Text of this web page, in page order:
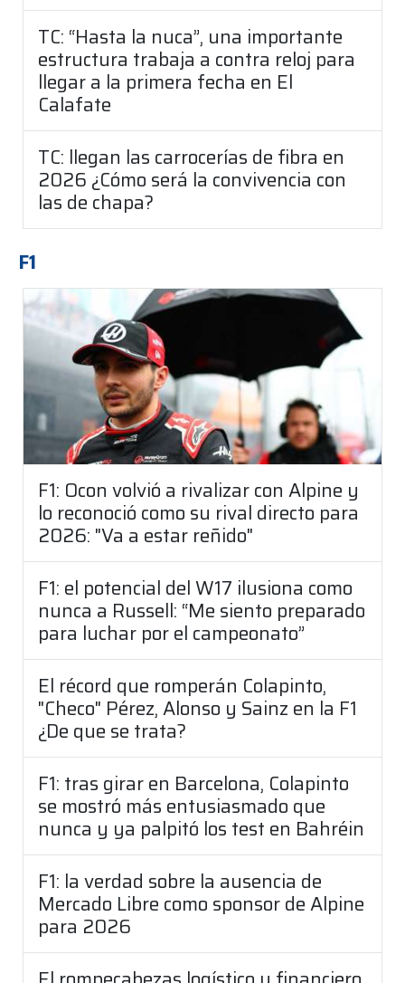
TC: “Hasta la nuca”, una importante
estructura trabaja a contra reloj para
llegar a la primera fecha en El
Calafate
TC: llegan las carrocerías de fibra en
2026 ¿Cómo será la convivencia con
las de chapa?
F1
F1: Ocon volvió a rivalizar con Alpine y
lo reconoció como su rival directo para
2026: "Va a estar reñido"
F1: el potencial del W17 ilusiona como
nunca a Russell: “Me siento preparado
para luchar por el campeonato”
El récord que romperán Colapinto,
"Checo" Pérez, Alonso y Sainz en la F1
¿De que se trata?
F1: tras girar en Barcelona, Colapinto
se mostró más entusiasmado que
nunca y ya palpitó los test en Bahréin
F1: la verdad sobre la ausencia de
Mercado Libre como sponsor de Alpine
para 2026